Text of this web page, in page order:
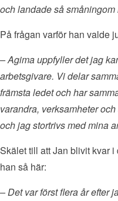
och landade så småningom
På frågan varför han valde
– Agima uppfyller det jag
arbetsgivare. Vi delar
främsta ledet och har
varandra, verksamheter
och jag stortrivs med mina
Skälet till att Jan blivit kvar
han så här:
– Det var först flera år efter